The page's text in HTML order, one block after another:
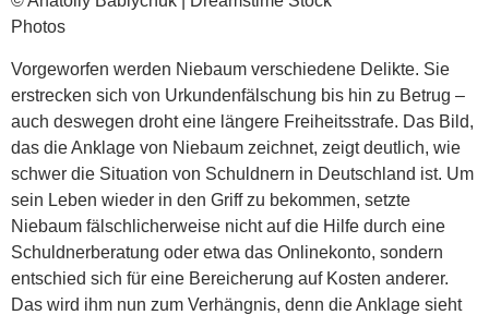
Photos
Vorgeworfen werden Niebaum verschiedene Delikte. Sie
erstrecken sich von Urkundenfälschung bis hin zu Betrug –
auch deswegen droht eine längere Freiheitsstrafe. Das Bild,
das die Anklage von Niebaum zeichnet, zeigt deutlich, wie
schwer die Situation von Schuldnern in Deutschland ist. Um
sein Leben wieder in den Griff zu bekommen, setzte
Niebaum fälschlicherweise nicht auf die Hilfe durch eine
Schuldnerberatung oder etwa das Onlinekonto, sondern
entschied sich für eine Bereicherung auf Kosten anderer.
Das wird ihm nun zum Verhängnis, denn die Anklage sieht